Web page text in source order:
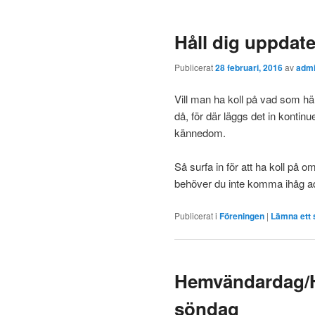
Håll dig
Publicerat28 februari, 2016av
Vill man ha koll på vad som
då, för där läggs det in
kännedom.
Så surfa in för att ha koll på
behöver du inte komma ihåg
Publicerat i Föreningen | Lämna ett
söndag